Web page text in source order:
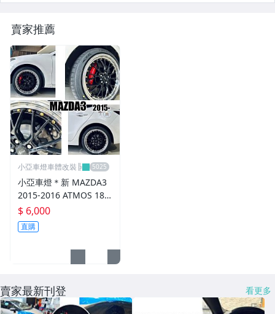
內.外把手.後視鏡.LED後視鏡
大燈框.後燈框.側燈框.霧燈框
煞車油門踏板.冷光迎賓踏板
排氣管.內龜板.下護板.擋泥板
牌照燈.室內燈.照地燈
原廠改裝水箱罩.通風網
各車系燈眉.空力套件
車用精品百貨類.各車系晴雨窗
避震器.卡鉗.來另片.短彈簧
進氣套件 進氣系統 全系列
賣家推薦
小亞車燈車體改裝╠
小亞車燈＊新 MAZDA3
2015-2016 ATMOS 18
吋 鋁圈 輪框 18*8.5 5/1
08 ET40 5孔108 銀黑車
邊 鉚釘款
$ 6,000
直購
賣家最新刊登 看更多